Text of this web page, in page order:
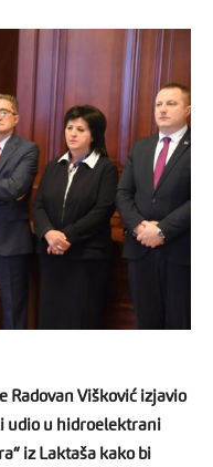
Radovan Višković izjavio
udio u hidroelektrani
iz Laktaša kako bi